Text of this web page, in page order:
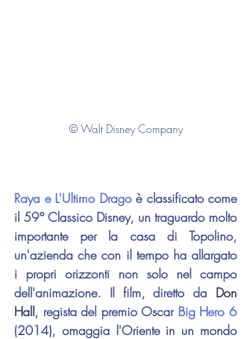
© Walt Disney Company
Raya e L'Ultimo Drago è classificato come
il 59° Classico Disney, un traguardo molto
importante per la casa di Topolino,
un'azienda che con il tempo ha allargato
i propri orizzonti non solo nel campo
dell'animazione. Il film, diretto da Don
Hall, regista del premio Oscar Big Hero 6